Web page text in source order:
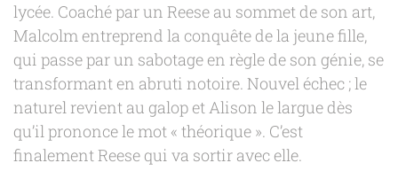
lycée. Coaché par un Reese au sommet de son art,
Malcolm entreprend la conquête de la jeune fille,
qui passe par un sabotage en règle de son génie, se
transformant en abruti notoire. Nouvel échec ; le
naturel revient au galop et Alison le largue dès
qu’il prononce le mot « théorique ». C’est
finalement Reese qui va sortir avec elle.